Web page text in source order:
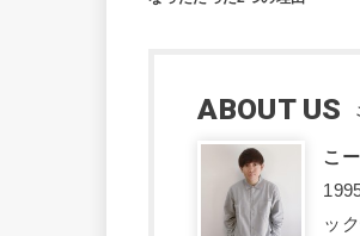
ABOUT US
こ
ッ